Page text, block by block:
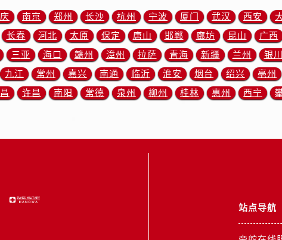
后服务中心（需提前预约）
15号亨得利名表维修授权店3楼帝舵售后服务中心（需提前预约
金融中心26层2603室帝舵售后服务中心（需提前预约）
服务中心（需提前预约）
服务中心（需提前预约）
后服务中心（需提前预约）
后服务中心（需提前预约）
后服务中心（需提前预约）
售后服务中心（需提前预约）
南京 郑州 长沙 杭州 宁波 厦门 武汉 西安
长春 河北 太原 保定 唐山 邯郸 廊坊 昆山 广西
三亚 海口 赣州 漳州 拉萨 青海 新疆 兰州 银川
九江 常州 嘉兴 南通 临沂 淮安 烟台 绍兴 亳州
许昌 南阳 常德 泉州 柳州 桂林 惠州 西宁
站点导航